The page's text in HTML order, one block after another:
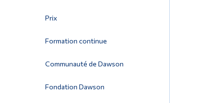
Prix
Formation continue
Communauté de Dawson
Fondation Dawson